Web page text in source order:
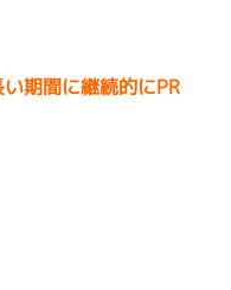
期間に継続的にPR